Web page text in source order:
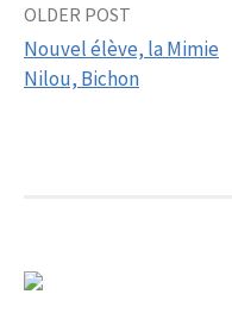
Post
navigation
OLDER POST
Nouvel élève, la Mimie
Nilou, Bichon